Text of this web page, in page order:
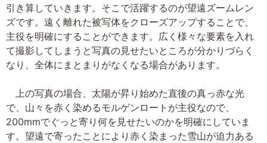
引き算していきます。そこで活躍するのが望遠ズームレン
ズです。遠く離れた被写体をクローズアップすることで、
主役を明確にすることができます。広く様々な要素を入れ
て撮影してしまうと写真の見せたいところが分かりづらく
なり、全体にまとまりがなくなる場合があります。
上の写真の場合、太陽が昇り始めた直後の真っ赤な光
で、山々を赤く染めるモルゲンロートが主役なので、
200mmでぐっと寄り何を見せたいのかを明確にしていま
す。望遠で寄ったことにより赤く染まった雪山が迫力ある